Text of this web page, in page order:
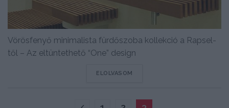
Vörösfenyő minimalista fürdőszoba kollekció a Rapsel-
től – Az eltüntethető “One” design
ELOLVASOM